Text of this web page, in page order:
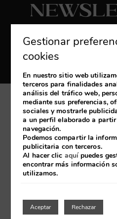
Reciba las últimas
exclusivas
Mi
Aviso Legal
Gestionar
cookies
En nuestro sitio web
terceros para finalidades
análisis del tráfico web,
mediante sus preferencias,
sociales y mostrarle
a un perfil elaborado a
navegación.
Podemos compartir la
publicitaria con terceros.
Al hacer clic aquípuedes
encontrar más información
utilizamos.
Aceptar Rechazar